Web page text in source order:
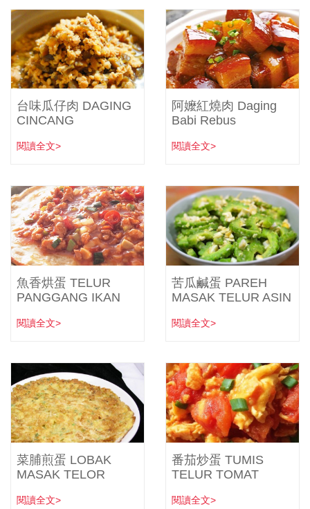
台味瓜仔肉 DAGING
CINCANG
閱讀全文>
阿嬤紅燒肉 Daging
Babi Rebus
閱讀全文>
魚香烘蛋 TELUR
PANGGANG IKAN
閱讀全文>
苦瓜鹹蛋 PAREH
MASAK TELUR ASIN
閱讀全文>
菜脯煎蛋 LOBAK
MASAK TELOR
閱讀全文>
番茄炒蛋 TUMIS
TELUR TOMAT
閱讀全文>